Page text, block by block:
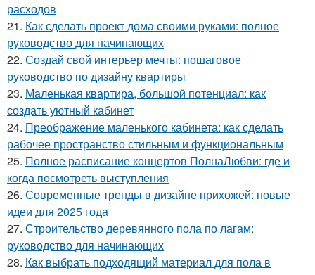
расходов
21. Как сделать проект дома своими руками: полное
руководство для начинающих
22. Создай свой интерьер мечты: пошаговое
руководство по дизайну квартиры
23. Маленькая квартира, большой потенциал: как
создать уютный кабинет
24. Преображение маленького кабинета: как сделать
рабочее пространство стильным и функциональным
25. Полное расписание концертов ПолнаЛюбви: где и
когда посмотреть выступления
26. Современные тренды в дизайне прихожей: новые
идеи для 2025 года
27. Строительство деревянного пола по лагам:
руководство для начинающих
28. Как выбрать подходящий материал для пола в